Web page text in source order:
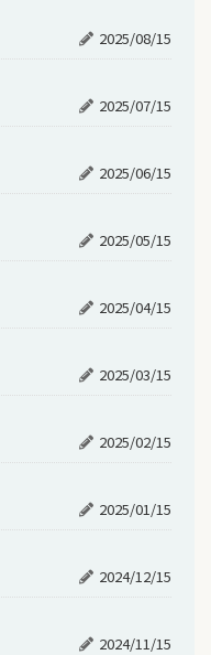
2025/08/15
2025/07/15
2025/06/15
2025/05/15
2025/04/15
2025/03/15
2025/02/15
2025/01/15
2024/12/15
2024/11/15